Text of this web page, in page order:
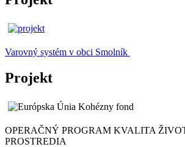
Varovný systém v obci Smolník
Projekt
OPERAČNÝ PROGRAM KVALITA
PROSTREDIA